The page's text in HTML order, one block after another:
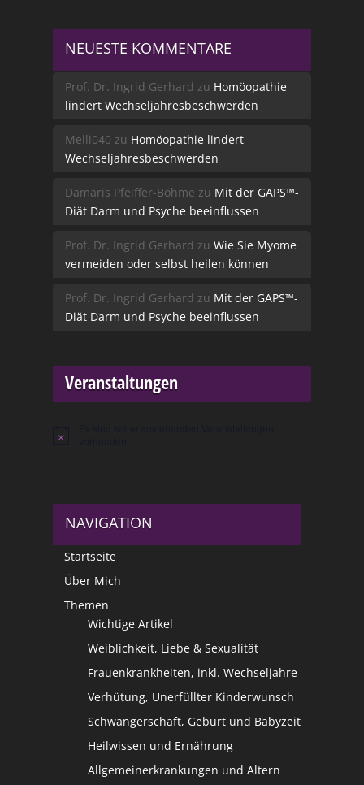
NEUESTE KOMMENTARE
Prof. Dr. Ingrid Gerhard zu Homöopathie
lindert Wechseljahresbeschwerden
Melli040 zu Homöopathie lindert
Wechseljahresbeschwerden
Damaris Pfeiffer-Böhme zu Mit der GAPS™-
Diät Darm und Psyche beeinflussen
Prof. Dr. Ingrid Gerhard zu Wie Sie Myome
vermeiden oder selbst heilen können
Prof. Dr. Ingrid Gerhard zu Mit der GAPS™-
Diät Darm und Psyche beeinflussen
Veranstaltungen
Hinweis
NAVIGATION
Startseite
Über Mich
Themen
Wichtige Artikel
Weiblichkeit, Liebe & Sexualität
Frauenkrankheiten, inkl. Wechseljahre
Verhütung, Unerfüllter Kinderwunsch
Schwangerschaft, Geburt und Babyzeit
Heilwissen und Ernährung
Allgemeinerkrankungen und Altern